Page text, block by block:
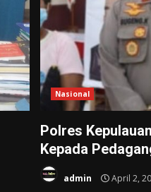
Nasional
Polres
Kepada
admin April 2,